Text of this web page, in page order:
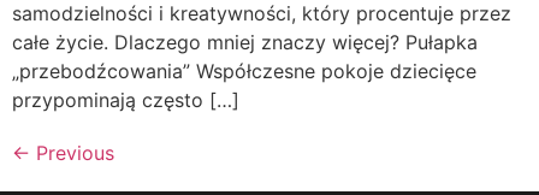
samodzielności i kreatywności, który procentuje przez
całe życie. Dlaczego mniej znaczy więcej? Pułapka
„przebodźcowania” Współczesne pokoje dziecięce
przypominają często […]
← Previous